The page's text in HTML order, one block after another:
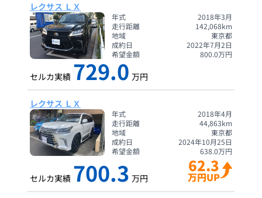
レクサス ＬＸ
年式
2018年3月
走行距離
142,068km
地域
東京都
成約日
2022年7月2日
希望金額
800.0万円
セルカ実績 729.0 万円
レクサス ＬＸ
年式
2018年4月
走行距離
44,863km
地域
東京都
成約日
2024年10月25日
希望金額
638.0万円
セルカ実績 700.3 万円
62.3
万円UP